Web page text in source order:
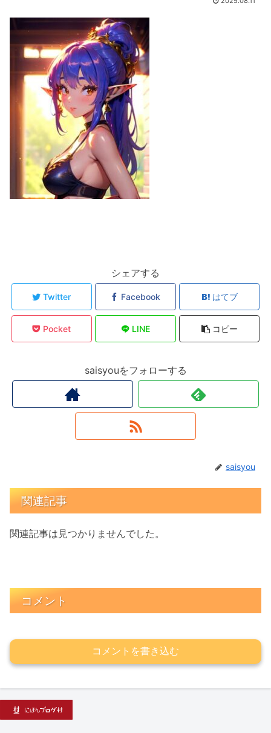
シェアする
Twitter Facebook はてブ
Pocket LINE コピー
saisyouをフォローする
saisyou
関連記事
関連記事は見つかりませんでした。
コメント
コメントを書き込む